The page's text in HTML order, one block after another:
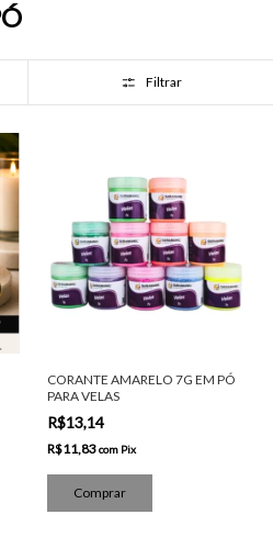
Filtrar
CORANTE AMARELO 7G EM PÓ
PARA VELAS
R$13,14
R$11,83com Pix